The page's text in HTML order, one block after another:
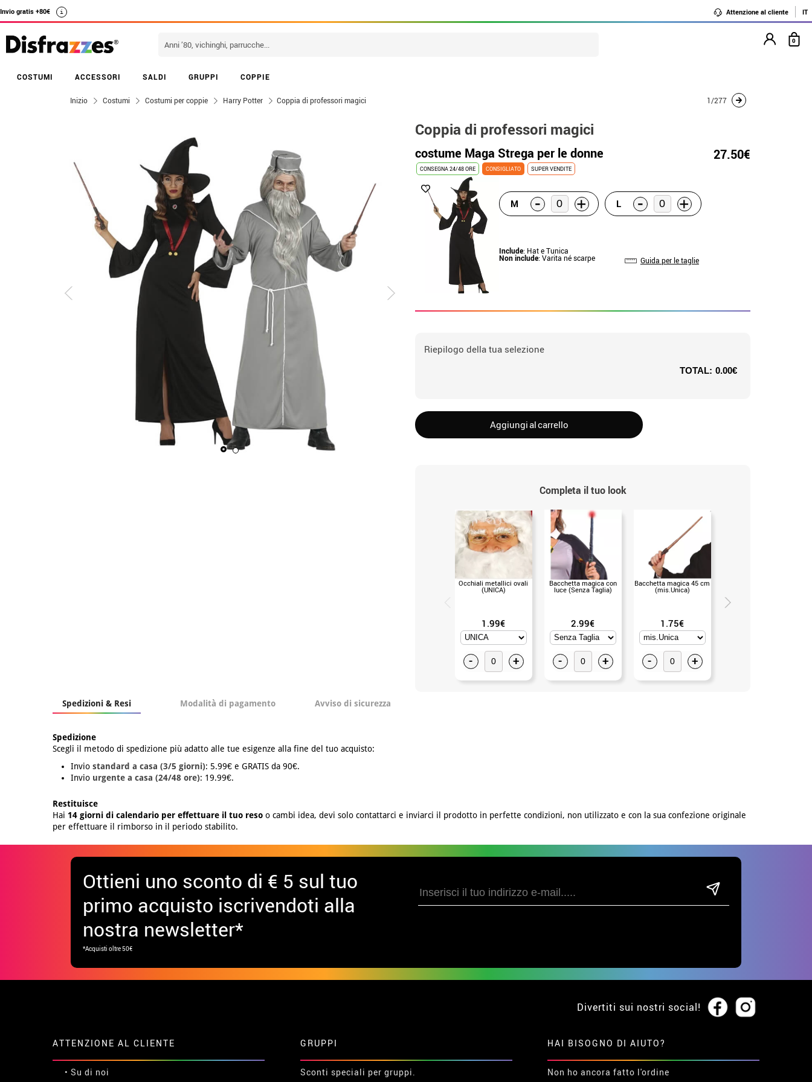
Invio gratis +80€ i Attenzione al cliente IT
COSTUMI ACCESSORI SALDI GRUPPI COPPIE
0
Inizio Costumi Costumi per coppie Harry Potter Coppia di professori magici 1/277
Coppia di professori magici
costume Maga Strega per le donne 27.50€
CONSEGNA 24/48 ORE CONSIGLIATO SUPER VENDITE
M - + L - +
Include: Hat e Tunica
Non include: Varita né scarpe Guida per le taglie
Riepilogo della tua selezione
TOTAL: 0.00€
Aggiungi al carrello
Completa il tuo look
Occhiali metallici ovali
(UNICA)
1.99€
- +
Bacchetta magica con
luce (Senza Taglia)
2.99€
- +
Bacchetta magica 45 cm
(mis.Unica)
1.75€
- +
Spedizioni & Resi Modalità di pagamento Avviso di sicurezza
Spedizione
Scegli il metodo di spedizione più adatto alle tue esigenze alla fine del tuo acquisto:
Invio standard a casa (3/5 giorni): 5.99€ e GRATIS da 90€.
Invio urgente a casa (24/48 ore): 19.99€.
Restituisce
Hai 14 giorni di calendario per effettuare il tuo reso o cambi idea, devi solo contattarci e inviarci il prodotto in perfette condizioni, non utilizzato e con la sua confezione originale
per effettuare il rimborso in il periodo stabilito.
Ottieni uno sconto di € 5 sul tuo
primo acquisto iscrivendoti alla
nostra newsletter*
*Acquisti oltre 50€
Divertiti sui nostri social!
ATTENZIONE AL CLIENTE
• Su di noi
GRUPPI
Sconti speciali per gruppi.
HAI BISOGNO DI AIUTO?
Non ho ancora fatto l'ordine